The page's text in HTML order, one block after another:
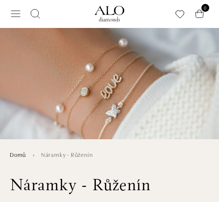
0
Domů Náramky - Růženín
Náramky - Růženín